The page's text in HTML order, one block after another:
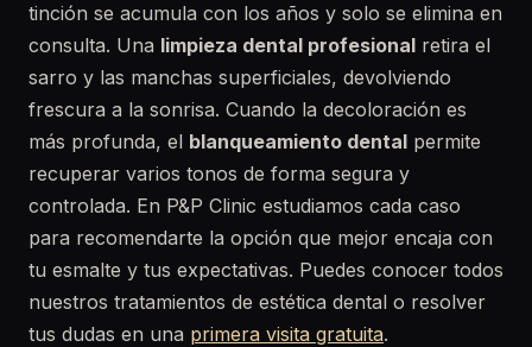
tinción se acumula con los años y solo se elimina en
consulta. Una limpieza dental profesional retira el
sarro y las manchas superficiales, devolviendo
frescura a la sonrisa. Cuando la decoloración es
más profunda, el blanqueamiento dental permite
recuperar varios tonos de forma segura y
controlada. En P&P Clinic estudiamos cada caso
para recomendarte la opción que mejor encaja con
tu esmalte y tus expectativas. Puedes conocer todos
nuestros tratamientos de estética dental o resolver
tus dudas en una primera visita gratuita.